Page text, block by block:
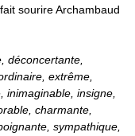
sourire Archambaud
déconcertante,
extrême,
inimaginable, insigne,
charmante,
sympathique,